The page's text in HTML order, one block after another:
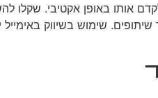
אותו באופן אקטיבי. שקלו
שימוש בשיווק